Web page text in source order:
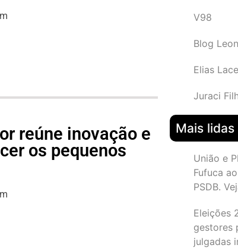
reúne inovação e
os pequenos
V98
Blog
Elias
Juraci
Mais lidas
União e
Fufuca
PSDB.
Eleições
gestores
julgadas